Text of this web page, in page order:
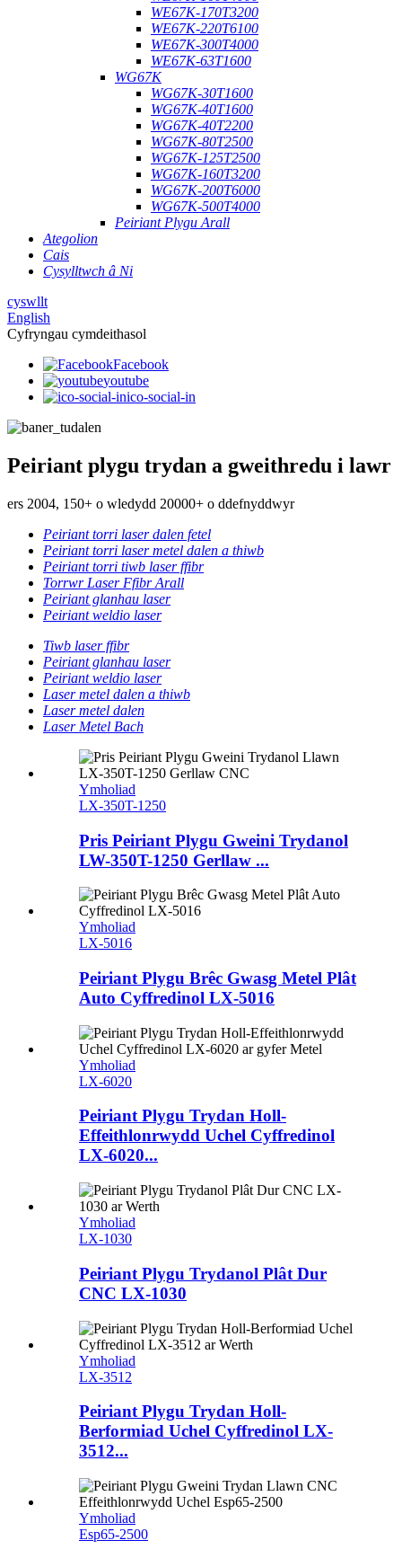
WE67K-170T3200
WE67K-220T6100
WE67K-300T4000
WE67K-63T1600
WG67K
WG67K-30T1600
WG67K-40T1600
WG67K-40T2200
WG67K-80T2500
WG67K-125T2500
WG67K-160T3200
WG67K-200T6000
WG67K-500T4000
Peiriant Plygu Arall
Ategolion
Cais
Cysylltwch â Ni
cyswllt
English
Cyfryngau cymdeithasol
Facebook
youtube
ico-social-in
Peiriant plygu trydan a gweithredu i lawr
ers 2004, 150+ o wledydd 20000+ o ddefnyddwyr
Peiriant torri laser dalen fetel
Peiriant torri laser metel dalen a thiwb
Peiriant torri tiwb laser ffibr
Torrwr Laser Ffibr Arall
Peiriant glanhau laser
Peiriant weldio laser
Tiwb laser ffibr
Peiriant glanhau laser
Peiriant weldio laser
Laser metel dalen a thiwb
Laser metel dalen
Laser Metel Bach
Ymholiad
LX-350T-1250
Pris Peiriant Plygu Gweini Trydanol
LW-350T-1250 Gerllaw ...
Ymholiad
LX-5016
Peiriant Plygu Brêc Gwasg Metel Plât
Auto Cyffredinol LX-5016
Ymholiad
LX-6020
Peiriant Plygu Trydan Holl-
Effeithlonrwydd Uchel Cyffredinol
LX-6020...
Ymholiad
LX-1030
Peiriant Plygu Trydanol Plât Dur
CNC LX-1030
Ymholiad
LX-3512
Peiriant Plygu Trydan Holl-
Berformiad Uchel Cyffredinol LX-
3512...
Ymholiad
Esp65-2500